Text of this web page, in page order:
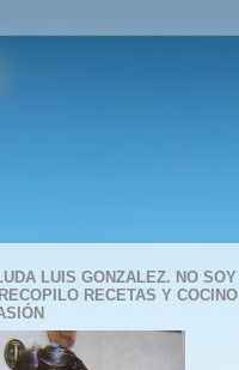
LUIS GONZALEZ. NO SOY
RECETAS Y COCINO